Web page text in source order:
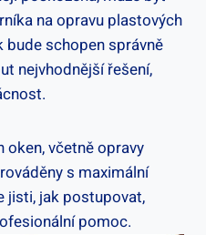
na opravu plastových
bude schopen správně
nejvhodnější řešení,
včetně opravy
s ​maximální
jisti, jak postupovat,
pomoc.